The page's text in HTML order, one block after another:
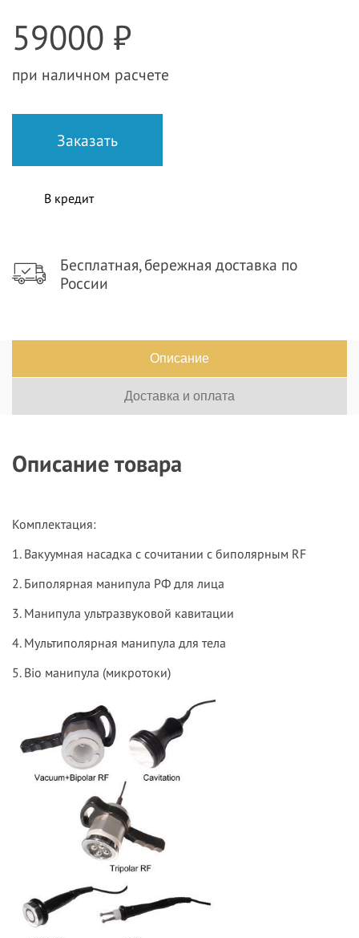
59000 ₽
при наличном расчете
В кредит
Бесплатная, бережная доставка по
России
Описание
Доставка и оплата
Описание товара
Комплектация:
1. Вакуумная насадка с сочитании с биполярным RF
2. Биполярная манипула РФ для лица
3. Манипула ультразвуковой кавитации
4. Мультиполярная манипула для тела
5. Bio манипула (микротоки)